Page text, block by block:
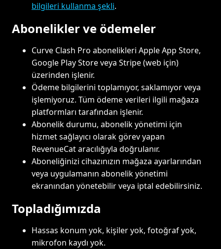
bilgileri kullanma şekli.
Abonelikler ve ödemeler
Curve Clash Pro abonelikleri Apple App Store,
Google Play Store veya Stripe (web için)
üzerinden işlenir.
Ödeme bilgilerini toplamıyor, saklamıyor veya
işlemiyoruz. Tüm ödeme verileri ilgili mağaza
platformları tarafından işlenir.
Abonelik durumu, abonelik yönetimi için
hizmet sağlayıcı olarak görev yapan
RevenueCat aracılığıyla doğrulanır.
Aboneliğinizi cihazınızın mağaza ayarlarından
veya uygulamanın abonelik yönetimi
ekranından yönetebilir veya iptal edebilirsiniz.
Topladığımızda
Hassas konum yok, kişiler yok, fotoğraf yok,
mikrofon kaydı yok.